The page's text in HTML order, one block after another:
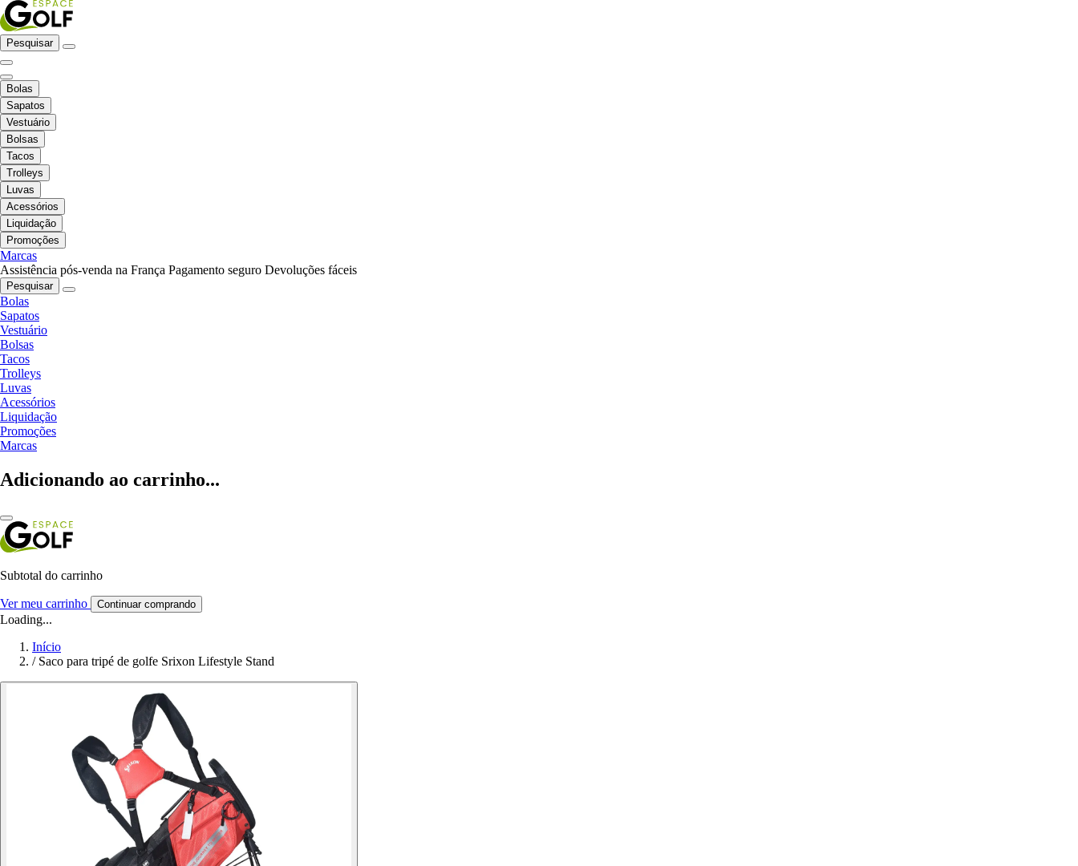
Pesquisar
Bolas
Sapatos
Vestuário
Bolsas
Tacos
Trolleys
Luvas
Acessórios
Liquidação
Promoções
Marcas
Assistência pós-venda na França Pagamento seguro Devoluções fáceis
Pesquisar
Bolas
Sapatos
Vestuário
Bolsas
Tacos
Trolleys
Luvas
Acessórios
Liquidação
Promoções
Marcas
Adicionando ao carrinho...
Subtotal do carrinho
Ver meu carrinho Continuar comprando
Loading...
Início
/ Saco para tripé de golfe Srixon Lifestyle Stand